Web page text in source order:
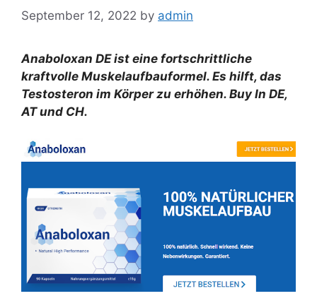
September 12, 2022 by admin
Anaboloxan DE ist eine fortschrittliche
kraftvolle Muskelaufbauformel. Es hilft, das
Testosteron im Körper zu erhöhen. Buy In DE,
AT und CH.